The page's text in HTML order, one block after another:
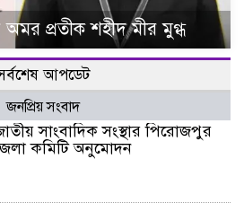
অমর প্রতীক শহীদ মীর মুগ্ধ
আপডেট
জনপ্রিয় সংবাদ
সাংবাদিক সংস্থার পিরোজপুর
কমিটি অনুমোদন